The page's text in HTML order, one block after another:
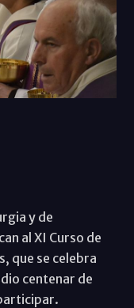
y de
al XI Curso de
que se celebra
centenar de